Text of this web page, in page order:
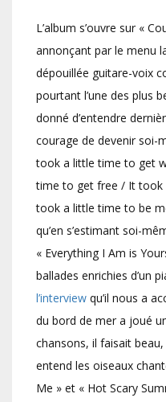
L’album s’ouvre sur «
annonçant par le menu
dépouillée guitare-voix
pourtant l’une des plus
donné d’entendre
courage de devenir soi-
took a little time to get
time to get free / It
took a little time to be
qu’en s’estimant soi-
« Everything I Am is
ballades enrichies d’un
l’interview qu’il nous a
du bord de mer a joué
chansons, il faisait
entend les oiseaux
Me » et « Hot Scary